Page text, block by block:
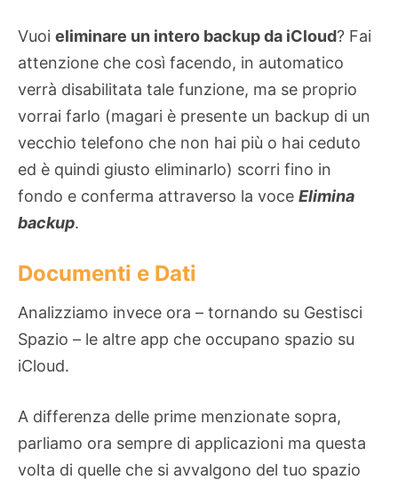
Vuoi eliminare un intero backup da iCloud? Fai
attenzione che così facendo, in automatico
verrà disabilitata tale funzione, ma se proprio
vorrai farlo (magari è presente un backup di un
vecchio telefono che non hai più o hai ceduto
ed è quindi giusto eliminarlo) scorri fino in
fondo e conferma attraverso la voce Elimina
backup.
Documenti e Dati
Analizziamo invece ora – tornando su Gestisci
Spazio – le altre app che occupano spazio su
iCloud.
A differenza delle prime menzionate sopra,
parliamo ora sempre di applicazioni ma questa
volta di quelle che si avvalgono del tuo spazio